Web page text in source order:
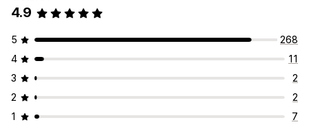
4.9
5
268
4
11
3
2
2
2
1
7